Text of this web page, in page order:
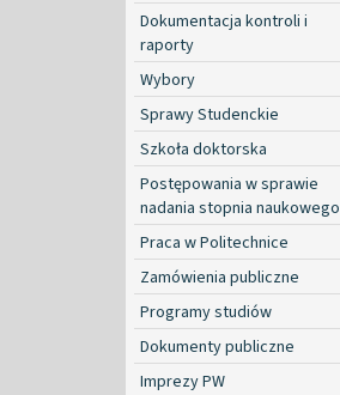
Dokumentacja kontroli i
raporty
Wybory
Sprawy Studenckie
Szkoła doktorska
Postępowania w sprawie
nadania stopnia naukowego
Praca w Politechnice
Zamówienia publiczne
Programy studiów
Dokumenty publiczne
Imprezy PW